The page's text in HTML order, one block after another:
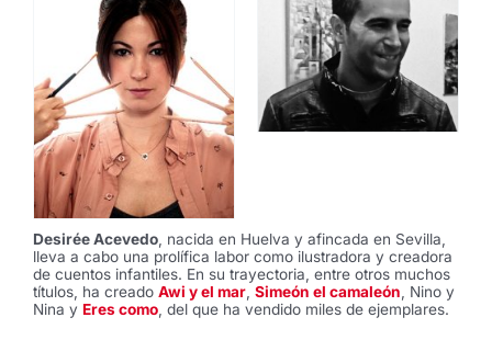
Desirée Acevedo, nacida en Huelva y afincada en Sevilla,
lleva a cabo una prolífica labor como ilustradora y creadora
de cuentos infantiles. En su trayectoria, entre otros muchos
títulos, ha creado Awi y el mar, Simeón el camaleón, Nino y
Nina y Eres como, del que ha vendido miles de ejemplares.